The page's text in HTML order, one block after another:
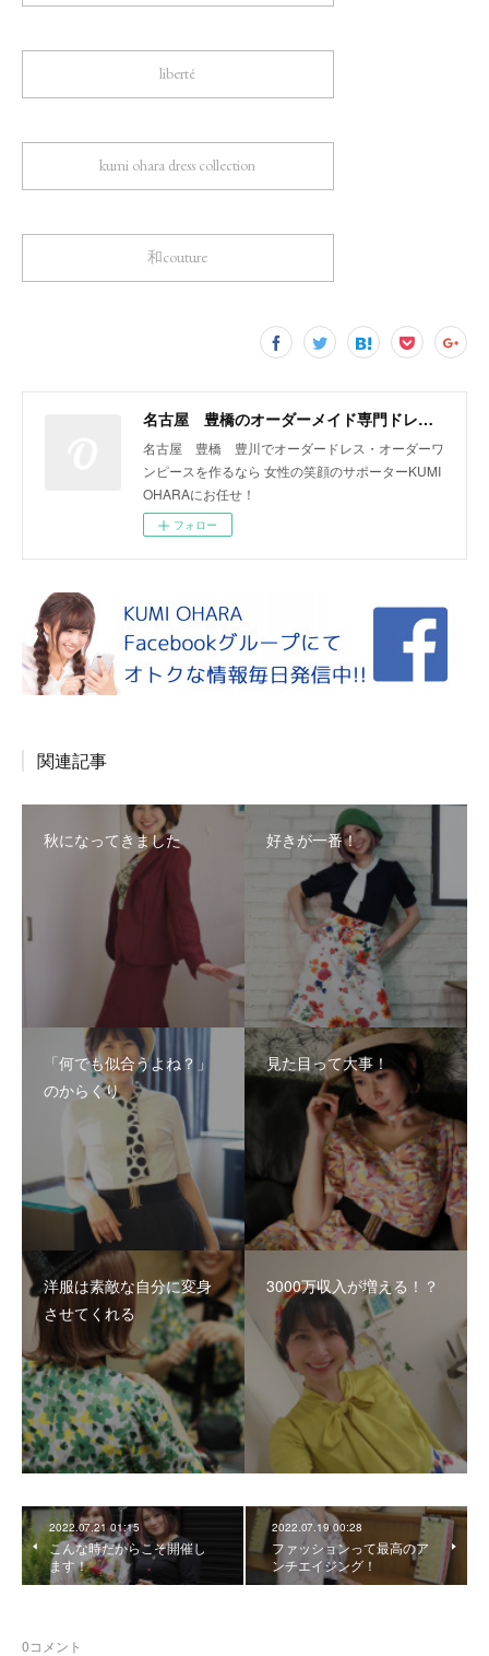
liberté
kumi ohara dress collection
和couture
名古屋 豊橋のオーダーメイド専門ドレスデザイナー KUMI OHARA
名古屋 豊橋 豊川でオーダードレス・オーダーワ
ンピースを作るなら 女性の笑顔のサポーターKUMI
OHARAにお任せ！
フォロー
関連記事
秋になってきました 好きが一番！
「何でも似合うよね？」
のからくり
見た目って大事！
洋服は素敵な自分に変身
させてくれる
3000万収入が増える！？
2022.07.21 01:15
こんな時だからこそ開催し
ます！
2022.07.19 00:28
ファッションって最高のア
ンチエイジング！
0コメント